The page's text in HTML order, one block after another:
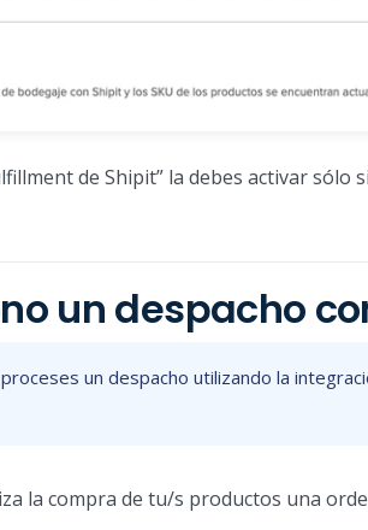
de Shipit” la debes activar sólo
un despacho
un despacho utilizando la
la compra de tu/s productos una